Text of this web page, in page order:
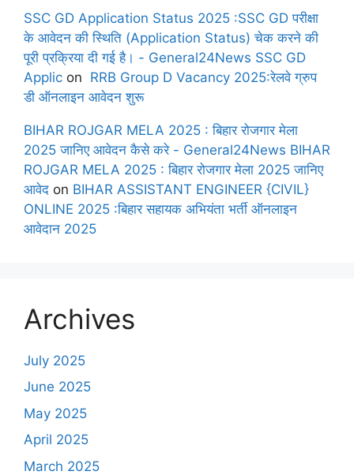
SSC GD Application Status 2025 :SSC GD परीक्षा
के आवेदन की स्थिति (Application Status) चेक करने की
पूरी प्रक्रिया दी गई है। - General24News SSC GD
Applic on RRB Group D Vacancy 2025:रेलवे ग्रुप
डी ऑनलाइन आवेदन शुरू
BIHAR ROJGAR MELA 2025 : बिहार रोजगार मेला
2025 जानिए आवेदन कैसे करे - General24News BIHAR
ROJGAR MELA 2025 : बिहार रोजगार मेला 2025 जानिए
आवेद on BIHAR ASSISTANT ENGINEER {CIVIL}
ONLINE 2025 :बिहार सहायक अभियंता भर्ती ऑनलाइन
आवेदान 2025
Archives
July 2025
June 2025
May 2025
April 2025
March 2025